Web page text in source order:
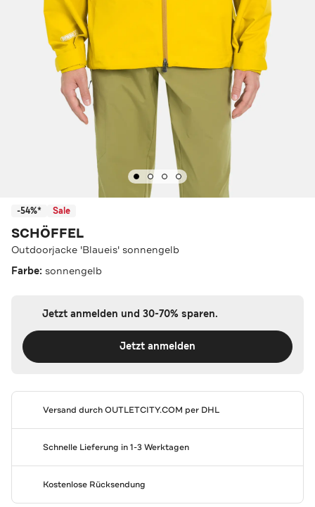
-54%* Sale
SCHÖFFEL
Outdoorjacke 'Blaueis' sonnengelb
Farbe: sonnengelb
Jetzt anmelden und 30-70% sparen.
Jetzt anmelden
Versand durchOUTLETCITY.COM per DHL
Schnelle Lieferung in 1-3 Werktagen
Kostenlose Rücksendung